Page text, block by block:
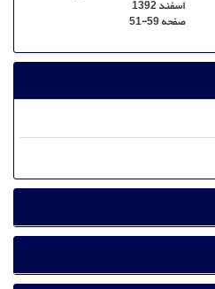
اسفند 1392
صفحه51-59